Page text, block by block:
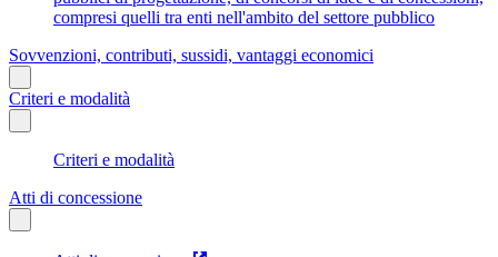
compresi quelli tra enti nell'ambito del settore pubblico
Sovvenzioni, contributi, sussidi, vantaggi economici
Criteri e modalità
Criteri e modalità
Atti di concessione